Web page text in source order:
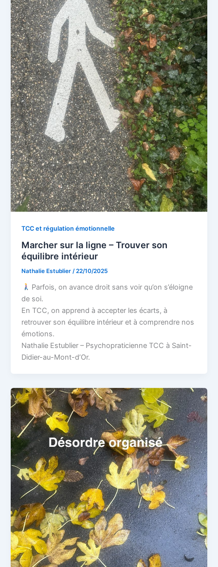
TCC et régulation émotionnelle
Marcher sur la ligne – Trouver son
équilibre intérieur
Nathalie Estublier/22/10/2025
Parfois, on avance droit sans voir qu’on s’éloigne
de soi.
En TCC, on apprend à accepter les écarts, à
retrouver son équilibre intérieur et à comprendre nos
émotions.
Nathalie Estublier – Psychopraticienne TCC à Saint-
Didier-au-Mont-d’Or.